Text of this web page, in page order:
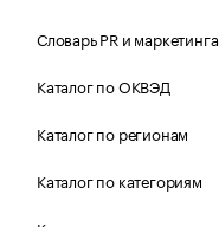
Словарь PR и маркетинга
Каталог по ОКВЭД
Каталог по регионам
Каталог по категориям